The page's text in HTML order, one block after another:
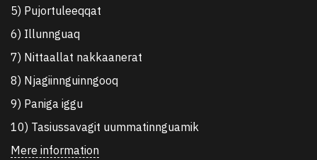
5) Pujortuleeqqat
6) Illunnguaq
7) Nittaallat nakkaanerat
8) Njagiinnguinngooq
9) Paniga iggu
10) Tasiussavagit uummatinnguamik
Mere information